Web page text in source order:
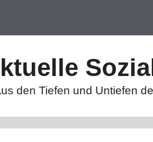
den Tiefen und Untiefen